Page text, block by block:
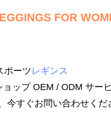
FOR
ポーツ レギンス
ップ OEM / ODM サー
今すぐお問い合わせくだ